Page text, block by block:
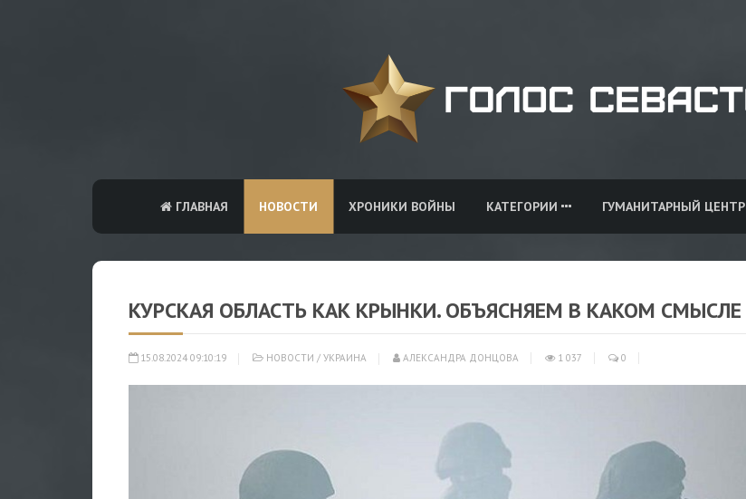
ГЛАВНАЯ НОВОСТИ ХРОНИКИ ВОЙНЫ КАТЕГОРИИ ГУМАНИТАРНЫЙ ЦЕНТР
КУРСКАЯ ОБЛАСТЬ КАК КРЫНКИ. ОБЪЯСНЯЕМ В КАКОМ СМЫСЛЕ
15.08.2024 09:10:19 НОВОСТИ / УКРАИНА АЛЕКСАНДРА ДОНЦОВА 1 037 0